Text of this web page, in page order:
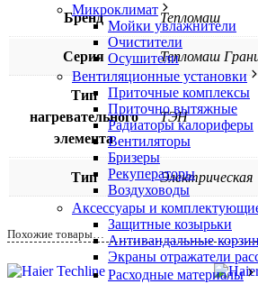
Микроклимат
Мойки увлажнители
Очистители
Осушители
Вентиляционные установки
Приточные комплексы
Приточно вытяжные
Радиаторы калориферы
Вентиляторы
Бризеры
Рекуператоры
Воздуховоды
Аксессуары и
Защитные козырьки
Антивандальные
Экраны отражатели
Расходные материалы
Бренд Тепломаш
Серия Тепломаш
Тип
нагревательного
элемента
ТЭН
Тип Электрическая
Похожие товары…